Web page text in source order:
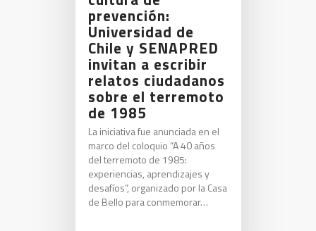
prevención:
Universidad de
Chile y SENAPRED
invitan a escribir
relatos ciudadanos
sobre el terremoto
de 1985
La iniciativa fue anunciada en el
marco del coloquio “A 40 años
del terremoto de 1985:
experiencias, aprendizajes y
desafíos”, organizado por la Casa
de Bello para conmemorar…